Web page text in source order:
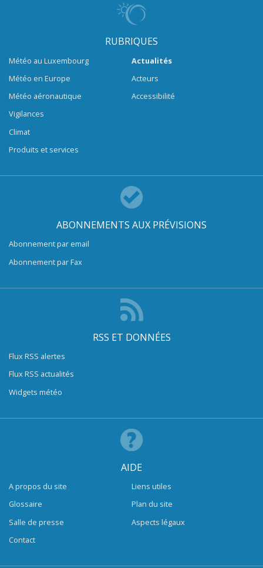
RUBRIQUES
Météo au Luxembourg
Météo en Europe
Météo aéronautique
Vigilances
Climat
Produits et services
Actualités
Acteurs
Accessibilité
ABONNEMENTS AUX PRÉVISIONS
Abonnement par email
Abonnement par Fax
RSS ET DONNÉES
Flux RSS alertes
Flux RSS actualités
Widgets météo
AIDE
A propos du site
Glossaire
Salle de presse
Contact
Liens utiles
Plan du site
Aspects légaux